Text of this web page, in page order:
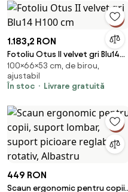
1.183,2 RON
Fotoliu Otus II velvet gri Blu14
H100 cm
100×66×53 cm, de birou,
ajustabil
În stoc
Livrare gratuită
449 RON
Scaun ergonomic pentru copii,